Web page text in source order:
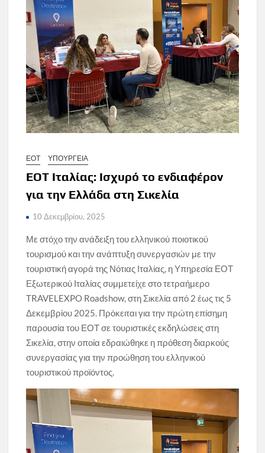
ΕΟΤ ΥΠΟΥΡΓΕΙΑ
ΕΟΤ Ιταλίας: Ισχυρό το ενδιαφέρον
για την Ελλάδα στη Σικελία
10 Δεκεμβρίου, 2025
Με στόχο την ανάδειξη του ελληνικού ποιοτικού
τουρισμού και την ανάπτυξη συνεργασιών με την
τουριστική αγορά της Νότιας Ιταλίας, η Υπηρεσία ΕΟΤ
Εξωτερικού Ιταλίας συμμετείχε στο τετραήμερο
TRAVELEXPO Roadshow, στη Σικελία από 2 έως τις 5
Δεκεμβρίου 2025. Πρόκειται για την πρώτη επίσημη
παρουσία του ΕΟΤ σε τουριστικές εκδηλώσεις στη
Σικελία, στην οποία εδραιώθηκε η πρόθεση διαρκούς
συνεργασίας για την προώθηση του ελληνικού
τουριστικού προϊόντος.